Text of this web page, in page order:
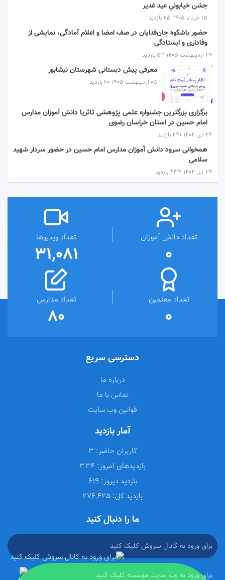
جشن خیابونیِ عید غدیر
۱۵ خرداد ۱۴۰۵ 25 بازدید
حضور باشکوه جان‌فدایان در صف امضا و اعلام آمادگی، نمایشی از
وفاداری و ایستادگی
۲۴ اردیبهشت ۱۴۰۵ 52 بازدید
معرفی پیش دبستانی شهرستان نیشابور
۰۵ اردیبهشت ۱۴۰۵ 60 بازدید
برگزاری بزرگترین جشنواره علمی پژوهشی تاثریا دانش آموزان مدارس
امام حسین در استان خراسان رضوی
۲۴ دی ۱۴۰۴ 241 بازدید
همخوانی سرود دانش آموزان مدارس امام حسین در حضور سردار شهید
سلامی
۲۴ دی ۱۴۰۴ 434 بازدید
تعداد دانش آموزان
0
تعداد ویدیوها
31,081
تعداد معلمین
0
تعداد مدارس
80
دسترسی سریع
درباره ما
تماس با ما
قوانین وب سایت
آمار بازدید
کاربران حاضر:
بازدیدهای امروز:
بازدید دیروز:
بازدید کل:
ما را دنبال کنید
برای ورود به کانال سروش کلیک کنید
برای ورود به وب سایت موسسه کلیک کنید